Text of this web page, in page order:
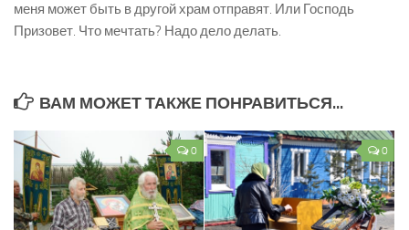
меня может быть в другой храм отправят. Или Господь
Призовет. Что мечтать? Надо дело делать.
ВАМ МОЖЕТ ТАКЖЕ ПОНРАВИТЬСЯ...
0 0